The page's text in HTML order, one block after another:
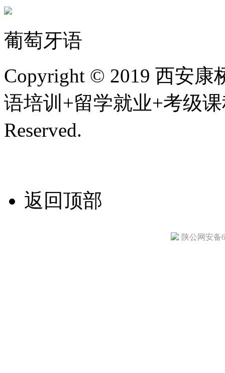
葡萄牙语
Copyright © 2019 西安
语培训+留学就业+考级
Reserved.
返回顶部
陕公网安备